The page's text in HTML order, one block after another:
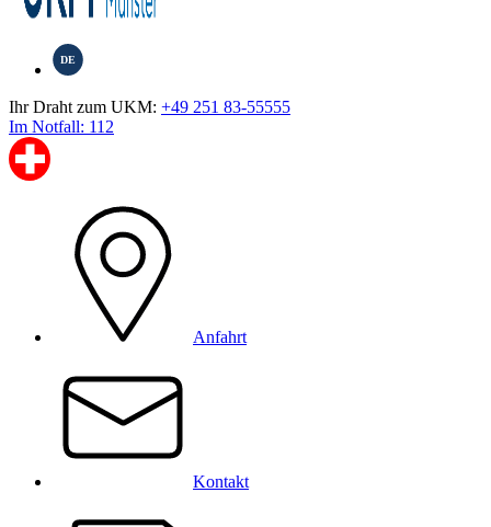
DE
Ihr Draht zum UKM: +49 251 83-55555
Im Notfall: 112
Anfahrt
Kontakt